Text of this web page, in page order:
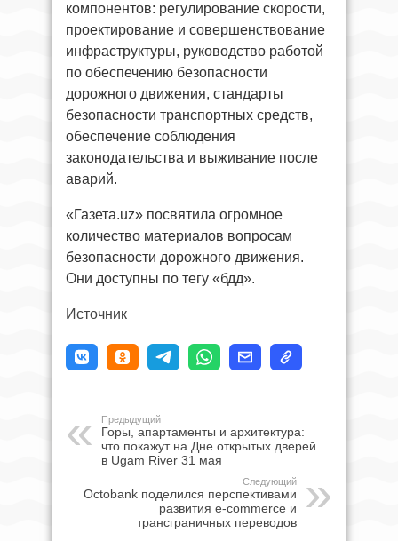
компонентов: регулирование скорости,
проектирование и совершенствование
инфраструктуры, руководство работой
по обеспечению безопасности
дорожного движения, стандарты
безопасности транспортных средств,
обеспечение соблюдения
законодательства и выживание после
аварий.
«Газета.uz» посвятила огромное
количество материалов вопросам
безопасности дорожного движения.
Они доступны по тегу «бдд».
Источник
Предыдущий
Горы, апартаменты и архитектура:
что покажут на Дне открытых дверей
в Ugam River 31 мая
Следующий
Octobank поделился перспективами
развития e-commerce и
трансграничных переводов